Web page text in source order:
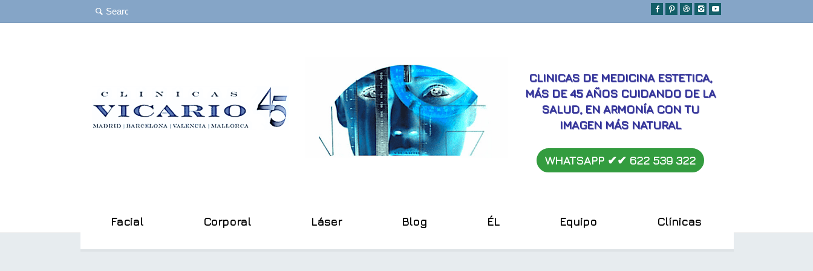
CLINICAS DE MEDICINA ESTETICA,
MÁS DE 45 AÑOS CUIDANDO DE LA
SALUD, EN ARMONÍA CON TU
IMAGEN MÁS NATURAL
WHATSAPP ✔︎✔︎ 622 539 322
Facial Corporal Láser Blog ÉL Equipo Clínicas